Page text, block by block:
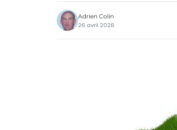
Adrien Colin
26 avril 2026